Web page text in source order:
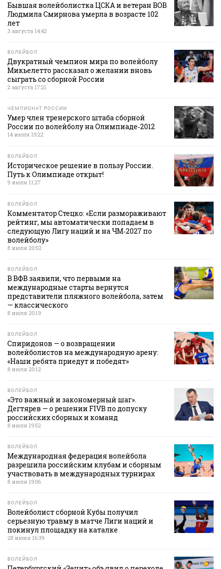
Бывшая волейболистка ЦСКА и ветеран ВОВ
Людмила Смирнова умерла в возрасте 102
лет
3 августа 14:42
ВОЛЕЙБОЛ
Двукратный чемпион мира по волейболу
Микьелетто рассказал о желании вновь
сыграть со сборной России
2 августа 17:21
ЧЕМПИОНАТ РОССИИ
Умер член тренерского штаба сборной
России по волейболу на Олимпиаде‑2012
14 июля 19:22
ВОЛЕЙБОЛ
Историческое решение в пользу России.
Путь к Олимпиаде открыт!
9 июля 11:27
ВОЛЕЙБОЛ
Комментатор Стецко: «Если размораживают
рейтинг, мы автоматически попадаем в
следующую Лигу наций и на ЧМ‑2027 по
волейболу»
8 июля 20:52
ВОЛЕЙБОЛ
В ВФВ заявили, что первыми на
международные старты вернутся
представители пляжного волейбола, затем
— классического
8 июля 20:19
ВОЛЕЙБОЛ
Спиридонов — о возвращении
волейболистов на международную арену:
«Наши ребята приедут и победят»
8 июля 20:12
ВОЛЕЙБОЛ
«Это важный и закономерный шаг».
Дегтярев — о решении FIVB по допуску
российских сборных и команд
8 июля 19:52
ВОЛЕЙБОЛ
Международная федерация волейбола
разрешила российским клубам и сборным
участвовать в международных турнирах
8 июля 19:06
ВОЛЕЙБОЛ
Волейболист сборной Кубы получил
серьезную травму в матче Лиги наций и
покинул площадку на каталке
28 июня 16:39
ВОЛЕЙБОЛ